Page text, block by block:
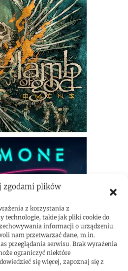
zgodami plików
z korzystania z
technologie, takie jak pliki cookie do
informacji o urządzeniu.
nam przetwarzać dane, m.in.
przeglądania serwisu. Brak wyrażenia
ograniczyć niektóre
się więcej, zapoznaj się z